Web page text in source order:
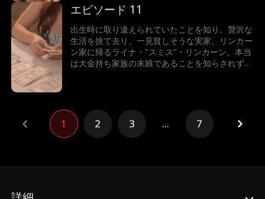
とその娘はライナを陥れようと企むが、ライナの
本当の家族と、超セレブで超イケメンな億万長者
テオ・ジョーンズは、彼女を守るためならどんな
手段も厭わない。
エピソード 11
出生時に取り違えられていたことを知り、贅沢な
生活を捨て去り、一見貧しそうな実家、リンカー
ン家に帰るライナ・"スミス"・リンカーン。本当
は大金持ち家族の末娘であることを知らされずに
本当の家族と、超セレブで超イケメンな億万長者
テオ・ジョーンズは、彼女を守るためならどんな
手段も厭わない。
1 2 3 ... 7